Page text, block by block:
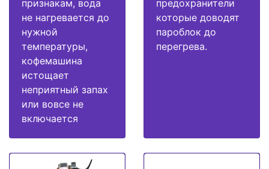
признакам, вода
не нагревается до
нужной
температуры,
кофемашина
истощает
неприятный запах
или вовсе не
включается
предохранители
которые доводят
пароблок до
перегрева.